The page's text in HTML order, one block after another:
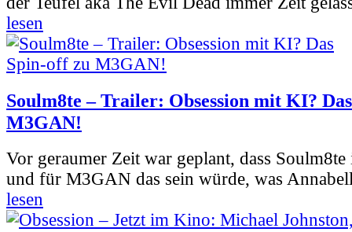
lesen
Soulm8te – Trailer: Obsession mit KI?
M3GAN!
Vor geraumer Zeit war geplant, dass
und für M3GAN das sein würde, was
lesen